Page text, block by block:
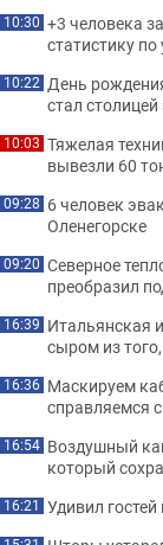
10:30 +3 человека
статистику
10:22 День
стал
10:03 Тяжелая
вывезли 60
09:28 6 человек
Оленегорске
09:20 Северное
преобразил
16:39 Итальянская
сыром из
16:36 Маскируем
справляемся
16:54 Воздушный
который
16:21 Удивил